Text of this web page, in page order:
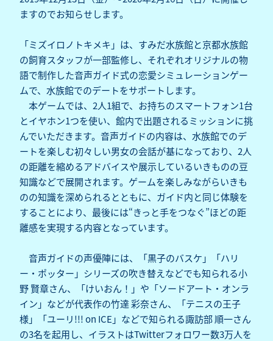
ますのでお知らせします。
「ミズイロノトキメキ」は、すみだ水族館と京都水族館
の飼育スタッフが一部監修し、それぞれオリジナルの物
語で制作した音声ガイド式の恋愛シミュレーションゲー
ムで、水族館でのデートをサポートします。
本ゲームでは、2人1組で、お持ちのスマートフォン1台
とイヤホン1つを使い、館内で出題されるミッションに挑
んでいただきます。音声ガイドの内容は、水族館でのデ
ートを楽しむ初々しい男女の会話が基になっており、2人
の距離を縮めるアドバイスや展示しているいきものの豆
知識などで展開されます。ゲームを楽しみながらいきも
のの知識を深められるとともに、ガイド内と同じ体験を
することにより、最後には“きっと手をつなぐ”ほどの距
離感を実現する内容となっています。
音声ガイドの声優陣には、「黒子のバスケ」「ハリ
ー・ポッター」シリーズの吹き替えなどでも知られる小
野 賢章さん、「けいおん！」や「ソードアート・オンラ
イン」などが代表作の竹達 彩奈さん、「テニスの王子
様」「ユーリ!!! on ICE」などで知られる諏訪部 順一さん
の3名を起用し、イラストはTwitterフォロワー数3万人を